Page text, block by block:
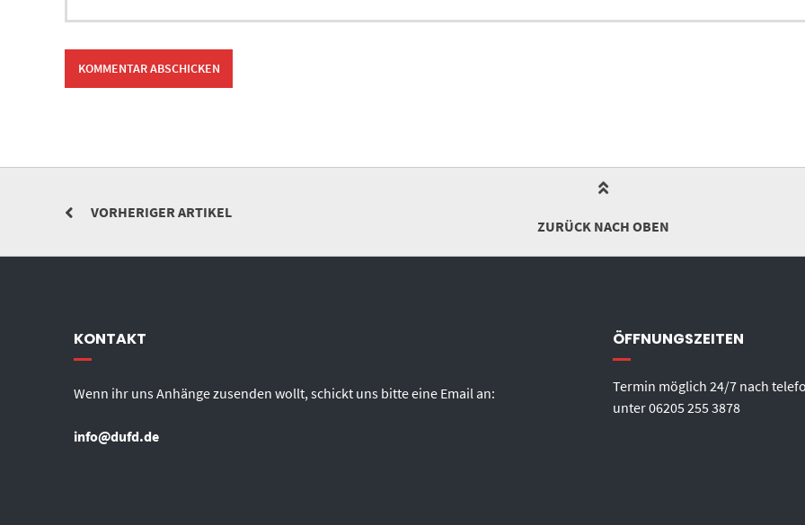
VORHERIGER ARTIKEL
ZURÜCK NACH OBEN
KONTAKT
Wenn ihr uns Anhänge zusenden wollt, schickt uns bitte eine Email an:
info@dufd.de
ÖFFNUNGSZEITEN
Termin möglich 24/7 nach
unter06205 255 3878